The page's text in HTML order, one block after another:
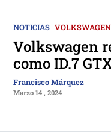
NOTICIAS VOLKSWAGEN
Volkswagen
como ID.7
Francisco Márquez
Marzo 14 , 2024